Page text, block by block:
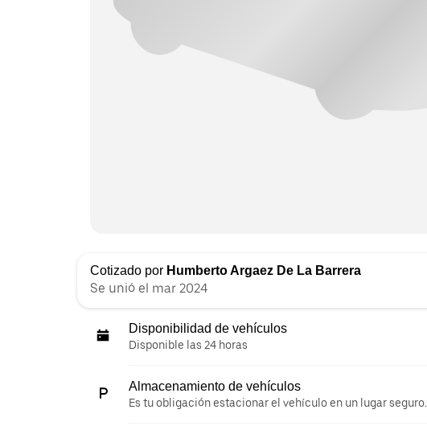
Cotizado por Humberto Argaez De La Barrera
Se unió el mar 2024
Disponibilidad de vehículos
Disponible las 24 horas
Almacenamiento de vehículos
Es tu obligación estacionar el vehículo en un lugar seguro.